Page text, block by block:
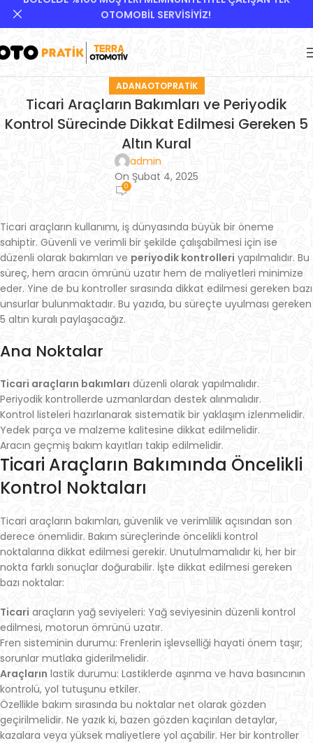
ADANAOTOPRATIK
Ticari Araçların Bakımları ve Periyodik
Kontrol Sürecinde Dikkat Edilmesi Gereken 5
Altın Kural
admin
On Şubat 4, 2025
0
Ticari araçların kullanımı, iş dünyasında büyük bir öneme
sahiptir. Güvenli ve verimli bir şekilde çalışabilmesi için ise
düzenli olarak bakımları ve periyodik kontrolleri yapılmalıdır. Bu
süreç, hem aracın ömrünü uzatır hem de maliyetleri minimize
eder. Yine de bu kontroller sırasında dikkat edilmesi gereken bazı
unsurlar bulunmaktadır. Bu yazıda, bu süreçte uyulması gereken
5 altın kuralı paylaşacağız.
Ana Noktalar
Ticari araçların bakımları düzenli olarak yapılmalıdır.
Periyodik kontrollerde uzmanlardan destek alınmalıdır.
Kontrol listeleri hazırlanarak sistematik bir yaklaşım izlenmelidir.
Yedek parça ve malzeme kalitesine dikkat edilmelidir.
Aracın geçmiş bakım kayıtları takip edilmelidir.
Ticari Araçların Bakımında Öncelikli
Kontrol Noktaları
Ticari araçların bakımları, güvenlik ve verimlilik açısından son
derece önemlidir. Bakım süreçlerinde öncelikli kontrol
noktalarına dikkat edilmesi gerekir. Unutulmamalıdır ki, her bir
nokta farklı sonuçlar doğurabilir. İşte dikkat edilmesi gereken
bazı noktalar:
Ticari araçların yağ seviyeleri: Yağ seviyesinin düzenli kontrol
edilmesi, motorun ömrünü uzatır.
Fren sisteminin durumu: Frenlerin işlevselliği hayati önem taşır;
sorunlar mutlaka giderilmelidir.
Araçların lastik durumu: Lastiklerde aşınma ve hava basıncının
kontrolü, yol tutuşunu etkiler.
Özellikle bakım sırasında bu noktalar net olarak gözden
geçirilmelidir. Ne yazık ki, bazen gözden kaçırılan detaylar,
kazalara veya yüksek maliyetlere yol açabilir. Her bir kontroller
OTOMOBİL SERVİSİYİZ!